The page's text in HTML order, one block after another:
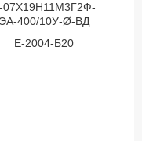
07Х19Н11М3Г2Ф-
ЭА-400/10У-Ø-ВД
Е-2004-Б20